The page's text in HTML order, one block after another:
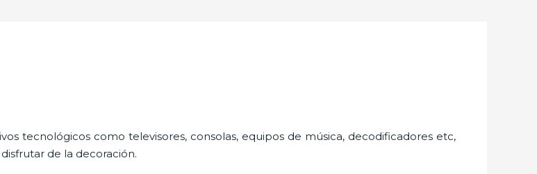
tecnológicos como televisores, consolas, equipos de música, decodificadores etc,
de la decoración.